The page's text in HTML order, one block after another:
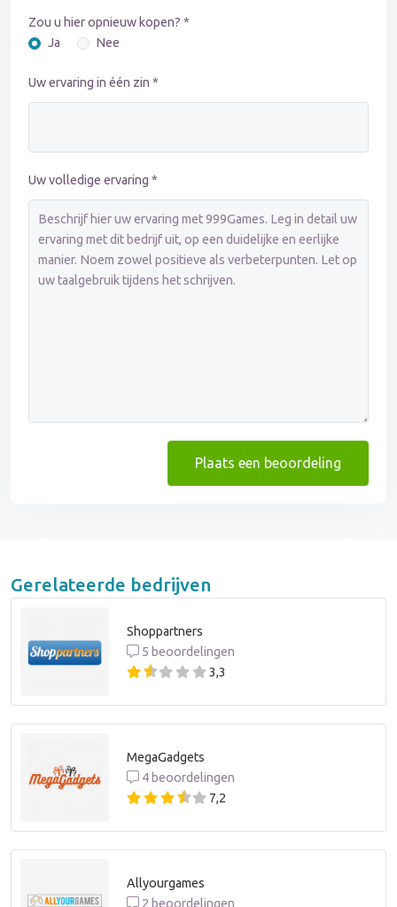
Zou u hier opnieuw kopen? *
Ja
Nee
Uw ervaring in één zin *
Uw volledige ervaring *
Plaats een beoordeling
Gerelateerde bedrijven
Shoppartners
5 beoordelingen
3,3
MegaGadgets
4 beoordelingen
7,2
Allyourgames
2 beoordelingen